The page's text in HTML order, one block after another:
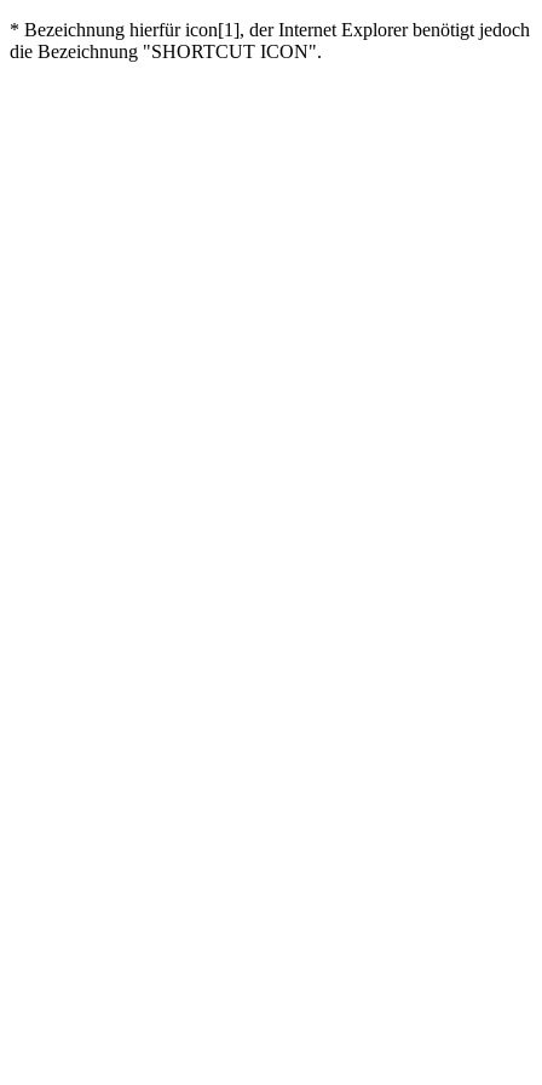
* Bezeichnung hierfür icon[1], der Internet Explorer benötigt jedoch
die Bezeichnung "SHORTCUT ICON".